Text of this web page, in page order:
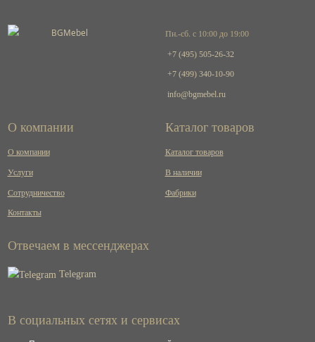
Пн.-сб. с 10:00 до 19:00
+7 (495) 505-26-32
+7 (499) 340-10-90
info@bgmebel.ru
О компании
О компании
Услуги
Сотрудничество
Контакты
Каталог товаров
Каталог товаров
В наличии
Фабрики
Отвечаем в мессенджерах
Telegram
В социальных сетях и сервисах